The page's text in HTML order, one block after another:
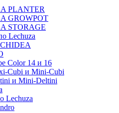
PLANTER
GROWPOT
STORAGE
Lechuza
Color 14 и 16
Cubi и Mini-Cubi
и Mini-Deltini
Lechuza